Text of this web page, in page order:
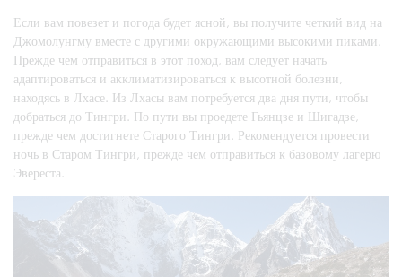
Если вам повезет и погода будет ясной, вы получите четкий вид на
Джомолунгму вместе с другими окружающими высокими пиками.
Прежде чем отправиться в этот поход, вам следует начать
адаптироваться и акклиматизироваться к высотной болезни,
находясь в Лхасе. Из Лхасы вам потребуется два дня пути, чтобы
добраться до Тингри. По пути вы проедете Гьянцзе и Шигадзе,
прежде чем достигнете Старого Тингри. Рекомендуется провести
ночь в Старом Тингри, прежде чем отправиться к базовому лагерю
Эвереста.